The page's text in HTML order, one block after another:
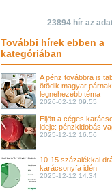
23894 hír az
További hírek ebben a
kategóriában
A pénz továbbra is
ötödik magyar
legnehezebb téma
2026-02-12 09:55
Eljött a céges
ideje: pénzkidobás
2025-12-12 16:56
10-15 százalékkal
karácsonyfa idén
2025-12-12 14:34